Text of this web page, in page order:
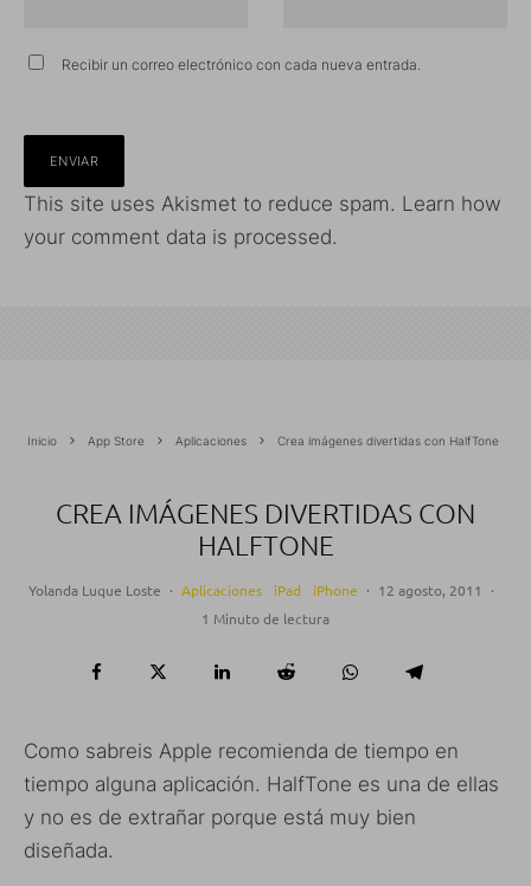
Recibir un correo electrónico con cada nueva entrada.
This site uses Akismet to reduce spam. Learn how
your comment data is processed.
Inicio App Store Aplicaciones Crea imágenes divertidas con HalfTone
CREA IMÁGENES DIVERTIDAS CON
HALFTONE
Yolanda Luque Loste · Aplicaciones iPad iPhone · 12 agosto, 2011
·
1 Minuto de lectura
Como sabreis Apple recomienda de tiempo en
tiempo alguna aplicación. HalfTone es una de ellas
y no es de extrañar porque está muy bien
diseñada.